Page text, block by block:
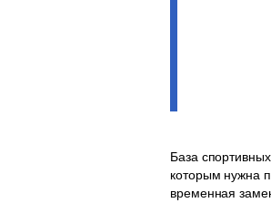
База
которым нужна
временная